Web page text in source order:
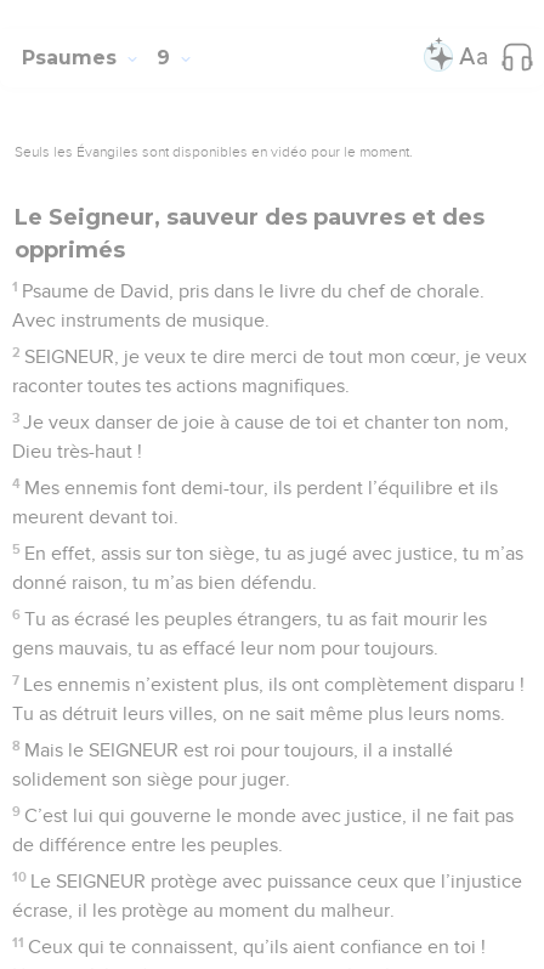
Psaumes 9
Seuls les Évangiles sont disponibles en vidéo pour le moment.
Le Seigneur, sauveur des pauvres et des
opprimés
1 Psaume de David, pris dans le livre du chef de chorale.
Avec instruments de musique.
2 SEIGNEUR, je veux te dire merci de tout mon cœur, je veux
raconter toutes tes actions magnifiques.
3 Je veux danser de joie à cause de toi et chanter ton nom,
Dieu très-haut !
4 Mes ennemis font demi-tour, ils perdent l’équilibre et ils
meurent devant toi.
5 En effet, assis sur ton siège, tu as jugé avec justice, tu m’as
donné raison, tu m’as bien défendu.
6 Tu as écrasé les peuples étrangers, tu as fait mourir les
gens mauvais, tu as effacé leur nom pour toujours.
7 Les ennemis n’existent plus, ils ont complètement disparu !
Tu as détruit leurs villes, on ne sait même plus leurs noms.
8 Mais le SEIGNEUR est roi pour toujours, il a installé
solidement son siège pour juger.
9 C’est lui qui gouverne le monde avec justice, il ne fait pas
de différence entre les peuples.
10 Le SEIGNEUR protège avec puissance ceux que l’injustice
écrase, il les protège au moment du malheur.
11 Ceux qui te connaissent, qu’ils aient confiance en toi !